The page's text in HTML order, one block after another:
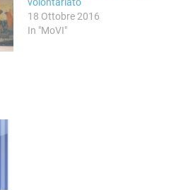
18 Ottobre 2016
In "MoVI"